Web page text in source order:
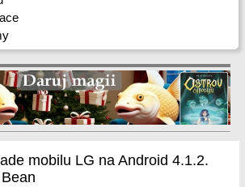
mobilu LG na Android 4.1.2.